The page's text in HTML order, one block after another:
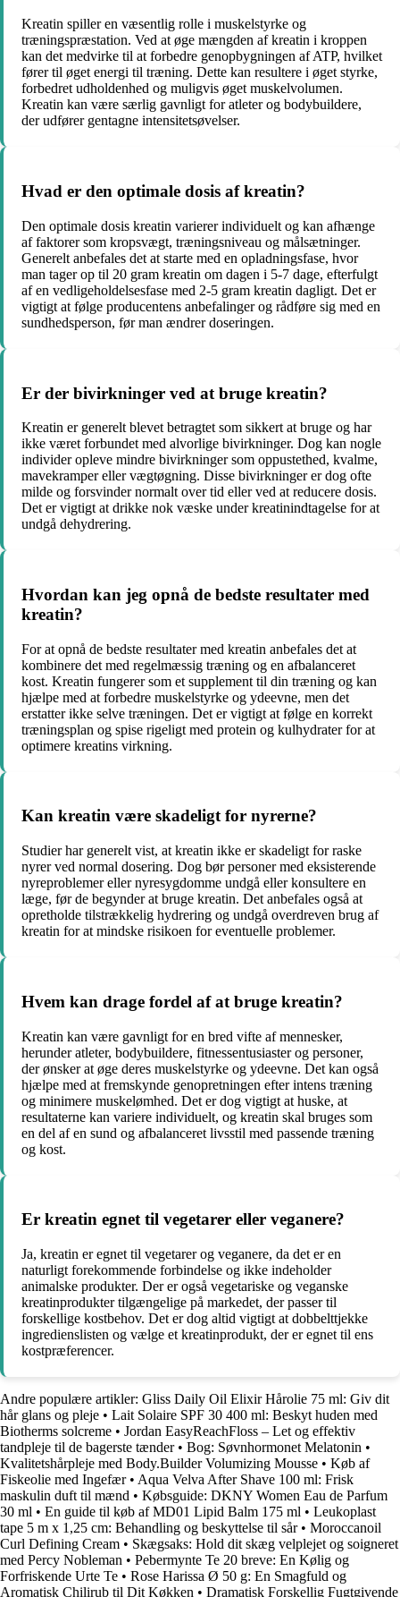
Kreatin spiller en væsentlig rolle i muskelstyrke og
træningspræstation. Ved at øge mængden af ​​kreatin i kroppen
kan det medvirke til at forbedre genopbygningen af ATP, hvilket
fører til øget energi til træning. Dette kan resultere i øget styrke,
forbedret udholdenhed og muligvis øget muskelvolumen.
Kreatin kan være særlig gavnligt for atleter og bodybuildere,
der udfører gentagne intensitetsøvelser.
Hvad er den optimale dosis af kreatin?
Den optimale dosis kreatin varierer individuelt og kan afhænge
af faktorer som kropsvægt, træningsniveau og målsætninger.
Generelt anbefales det at starte med en opladningsfase, hvor
man tager op til 20 gram kreatin om dagen i 5-7 dage, efterfulgt
af en vedligeholdelsesfase med 2-5 gram kreatin dagligt. Det er
vigtigt at følge producentens anbefalinger og rådføre sig med en
sundhedsperson, før man ændrer doseringen.
Er der bivirkninger ved at bruge kreatin?
Kreatin er generelt blevet betragtet som sikkert at bruge og har
ikke været forbundet med alvorlige bivirkninger. Dog kan nogle
individer opleve mindre bivirkninger som oppustethed, kvalme,
mavekramper eller vægtøgning. Disse bivirkninger er dog ofte
milde og forsvinder normalt over tid eller ved at reducere dosis.
Det er vigtigt at drikke nok væske under kreatinindtagelse for at
undgå dehydrering.
Hvordan kan jeg opnå de bedste resultater med
kreatin?
For at opnå de bedste resultater med kreatin anbefales det at
kombinere det med regelmæssig træning og en afbalanceret
kost. Kreatin fungerer som et supplement til din træning og kan
hjælpe med at forbedre muskelstyrke og ydeevne, men det
erstatter ikke selve træningen. Det er vigtigt at følge en korrekt
træningsplan og spise rigeligt med protein og kulhydrater for at
optimere kreatins virkning.
Kan kreatin være skadeligt for nyrerne?
Studier har generelt vist, at kreatin ikke er skadeligt for raske
nyrer ved normal dosering. Dog bør personer med eksisterende
nyreproblemer eller nyresygdomme undgå eller konsultere en
læge, før de begynder at bruge kreatin. Det anbefales også at
opretholde tilstrækkelig hydrering og undgå overdreven brug af
kreatin for at mindske risikoen for eventuelle problemer.
Hvem kan drage fordel af at bruge kreatin?
Kreatin kan være gavnligt for en bred vifte af mennesker,
herunder atleter, bodybuildere, fitnessentusiaster og personer,
der ønsker at øge deres muskelstyrke og ydeevne. Det kan også
hjælpe med at fremskynde genopretningen efter intens træning
og minimere muskelømhed. Det er dog vigtigt at huske, at
resultaterne kan variere individuelt, og kreatin skal bruges som
en del af en sund og afbalanceret livsstil med passende træning
og kost.
Er kreatin egnet til vegetarer eller veganere?
Ja, kreatin er egnet til vegetarer og veganere, da det er en
naturligt forekommende forbindelse og ikke indeholder
animalske produkter. Der er også vegetariske og veganske
kreatinprodukter tilgængelige på markedet, der passer til
forskellige kostbehov. Det er dog altid vigtigt at dobbelttjekke
ingredienslisten og vælge et kreatinprodukt, der er egnet til ens
kostpræferencer.
Andre populære artikler: Gliss Daily Oil Elixir Hårolie 75 ml: Giv dit
hår glans og pleje • Lait Solaire SPF 30 400 ml: Beskyt huden med
Biotherms solcreme • Jordan EasyReachFloss – Let og effektiv
tandpleje til de bagerste tænder• Bog: Søvnhormonet Melatonin •
Kvalitetshårpleje med Body.Builder Volumizing Mousse • Køb af
Fiskeolie med Ingefær• Aqua Velva After Shave 100 ml: Frisk
maskulin duft til mænd • Købsguide: DKNY Women Eau de Parfum
30 ml • En guide til køb af MD01 Lipid Balm 175 ml • Leukoplast
tape 5 m x 1,25 cm: Behandling og beskyttelse til sår• Moroccanoil
Curl Defining Cream • Skægsaks: Hold dit skæg velplejet og soigneret
med Percy Nobleman • Pebermynte Te 20 breve: En Kølig og
Forfriskende Urte Te • Rose Harissa Ø 50 g: En Smagfuld og
Aromatisk Chilirub til Dit Køkken • Dramatisk Forskellig Fugtgivende